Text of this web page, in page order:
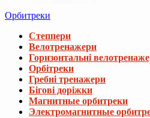
Орбитреки
Степпери
Велотренажери
Горизонтальні
Орбітреки
Гребні тренажери
Бігові доріжки
Магнитные орбитреки
Электромагнитные